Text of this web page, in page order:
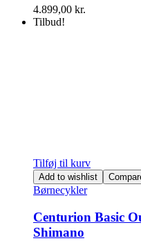
4.899,00 kr.
Tilbud!
Tilføj til kurv
Add to wishlist
Børnecykler
Centurion Basic
Shimano